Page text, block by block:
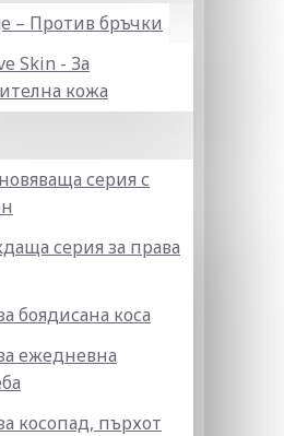
– Против бръчки
Skin - За
кожа
серия с
серия за права
боядисана коса
ежедневна
косопад, пърхот